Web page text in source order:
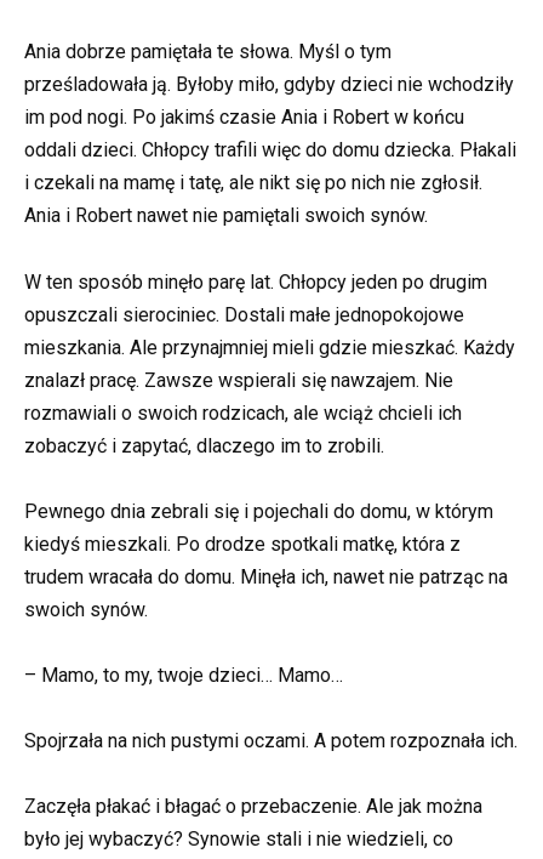
Ania dobrze pamiętała te słowa. Myśl o tym
prześladowała ją. Byłoby miło, gdyby dzieci nie wchodziły
im pod nogi. Po jakimś czasie Ania i Robert w końcu
oddali dzieci. Chłopcy trafili więc do domu dziecka. Płakali
i czekali na mamę i tatę, ale nikt się po nich nie zgłosił.
Ania i Robert nawet nie pamiętali swoich synów.
W ten sposób minęło parę lat. Chłopcy jeden po drugim
opuszczali sierociniec. Dostali małe jednopokojowe
mieszkania. Ale przynajmniej mieli gdzie mieszkać. Każdy
znalazł pracę. Zawsze wspierali się nawzajem. Nie
rozmawiali o swoich rodzicach, ale wciąż chcieli ich
zobaczyć i zapytać, dlaczego im to zrobili.
Pewnego dnia zebrali się i pojechali do domu, w którym
kiedyś mieszkali. Po drodze spotkali matkę, która z
trudem wracała do domu. Minęła ich, nawet nie patrząc na
swoich synów.
– Mamo, to my, twoje dzieci… Mamo…
Spojrzała na nich pustymi oczami. A potem rozpoznała ich.
Zaczęła płakać i błagać o przebaczenie. Ale jak można
było jej wybaczyć? Synowie stali i nie wiedzieli, co